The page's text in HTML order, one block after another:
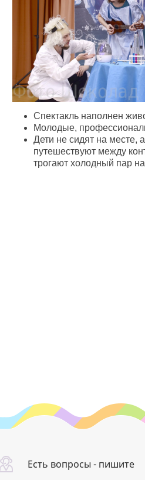
Спектакль наполнен
Молодые,
Дети не сидят на месте,
путешествуют между
трогают холодный пар
Есть вопросы - пишите